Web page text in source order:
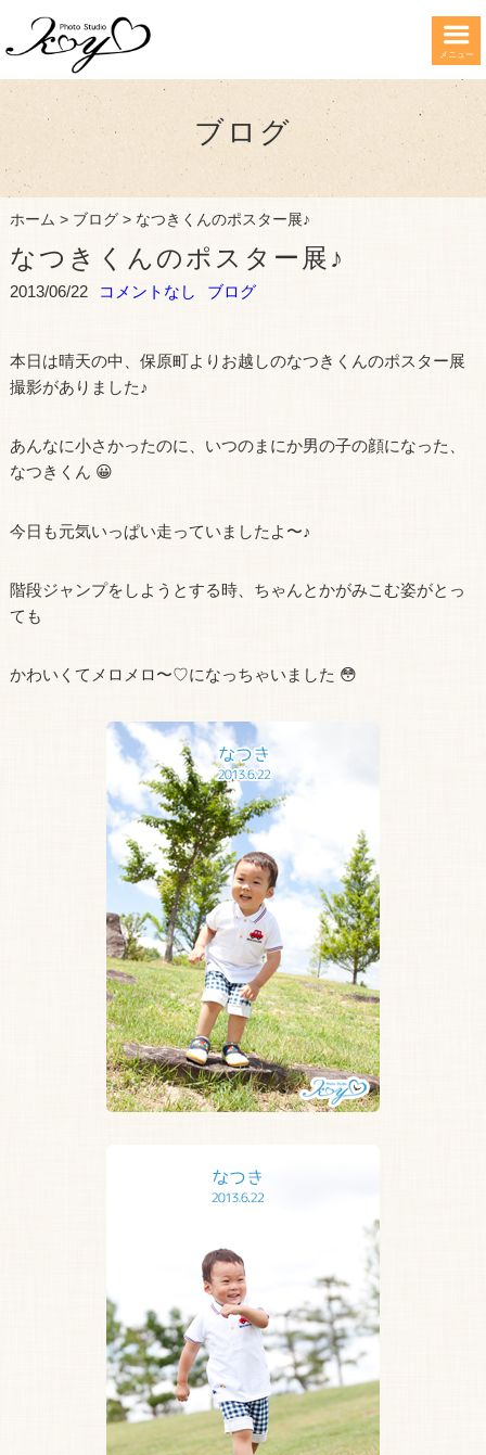
メニュー
ブログ
ホーム > ブログ> なつきくんのポスター展♪
なつきくんのポスター展♪
2013/06/22 コメントなし ブログ
本日は晴天の中、保原町よりお越しのなつきくんのポスター展
撮影がありました♪
あんなに小さかったのに、いつのまにか男の子の顔になった、
なつきくん 😀
今日も元気いっぱい走っていましたよ〜♪
階段ジャンプをしようとする時、ちゃんとかがみこむ姿がとっ
ても
かわいくてメロメロ〜♡になっちゃいました 😳